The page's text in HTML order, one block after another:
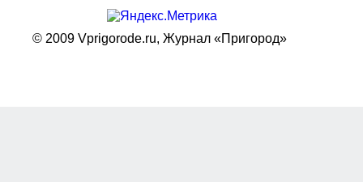
© 2009 Vprigorode.ru, Журнал «Пригород»